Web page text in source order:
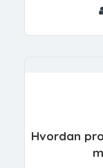
Hvordan